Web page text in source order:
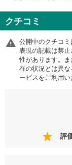
クチコミ
公開中のクチコ
表現の記載は禁
性があります。
在の状況とは異
ービスをご利用い
評